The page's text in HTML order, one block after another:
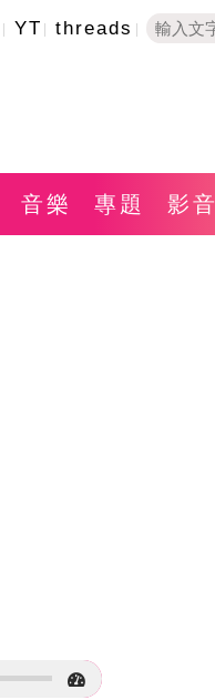
YT threads
音樂 專題 影音